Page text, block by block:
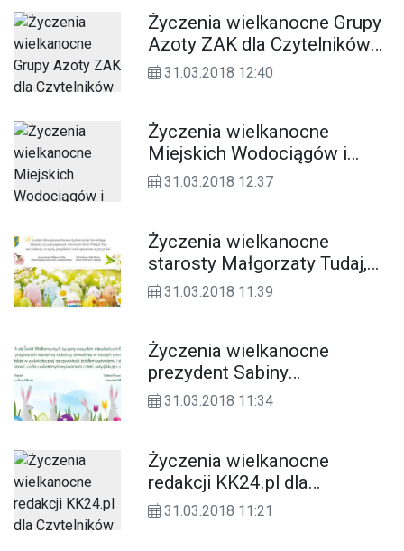
Życzenia wielkanocne Grupy
Azoty ZAK dla Czytelników
KK24.pl
31.03.2018 12:40
Życzenia wielkanocne
Miejskich Wodociągów i
Kanalizacji dla Czytelników
31.03.2018 12:37
Życzenia wielkanocne
starosty Małgorzaty Tudaj,
wicestarosty Józefa
dla Czytelników KK24.pl
31.03.2018 11:39
Życzenia wielkanocne
prezydent Sabiny
Nowosielskiej i
Czytelników KK24.pl
31.03.2018 11:34
Życzenia wielkanocne
redakcji KK24.pl dla
Czytelników
31.03.2018 11:21